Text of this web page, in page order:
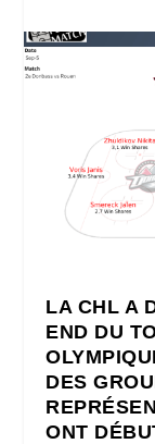
LA CHL A
END DU
DES
ONT